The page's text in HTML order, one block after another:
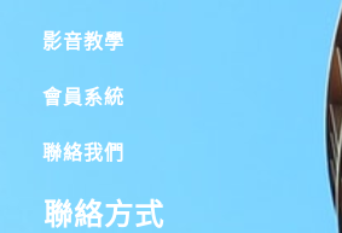
影音教學
會員系統
聯絡我們
聯絡方式